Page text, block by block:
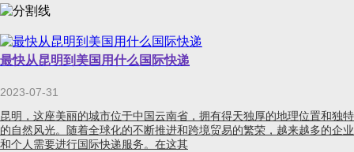
最快从昆明到美国用什么国际快递
2023-07-31
昆明，这座美丽的城市位于中国云南省，拥有得天独厚的地理位置和独特
的自然风光。随着全球化的不断推进和跨境贸易的繁荣，越来越多的企业
和个人需要进行国际快递服务。在这其